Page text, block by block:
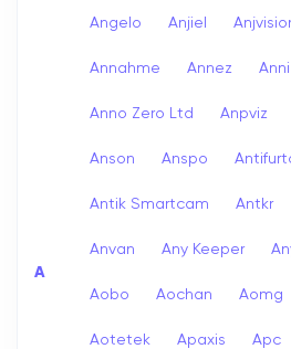
A
Angelo Anjiel
Annahme Annez
Anno Zero Ltd Anpviz
Anson Anspo
Antik Smartcam Antkr
Anvan Any Keeper
Aobo Aochan Aomg
Aotetek Apaxis Apc